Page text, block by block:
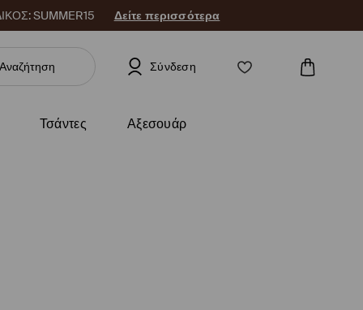
SUMMER15 Δείτε περισσότερα
Σύνδεση
Τσάντες Αξεσουάρ